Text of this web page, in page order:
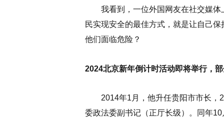
我看到，一位外国网友在社交媒体
民实现安全的最佳方式，就是让自己
他们面临危险？
2024北京新年倒计时活动即将举行，
2014年1月，他升任贵阳市市长，
委政法委副书记（正厅长级）。同年